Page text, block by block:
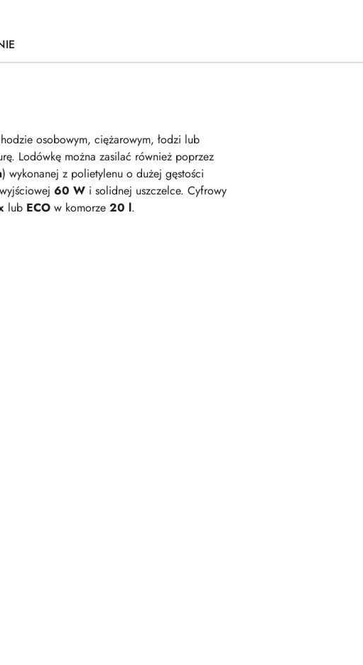
osobowym, ciężarowym, łodzi lub
Lodówkę można zasilać również poprzez
) wykonanej z polietylenu o dużej gęstości
60 W i solidnej uszczelce. Cyfrowy
lub ECO w komorze 20 l.